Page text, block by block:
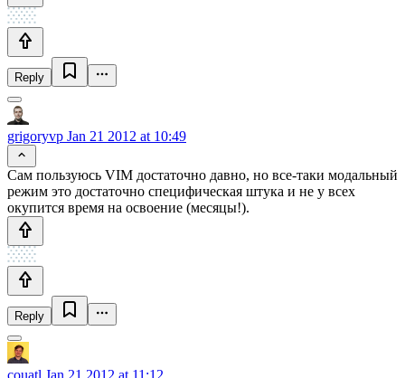
Reply
grigoryvp Jan 21 2012 at 10:49
Сам пользуюсь VIM достаточно давно, но все-таки модальный
режим это достаточно специфическая штука и не у всех
окупится время на освоение (месяцы!).
Reply
couatl Jan 21 2012 at 11:12